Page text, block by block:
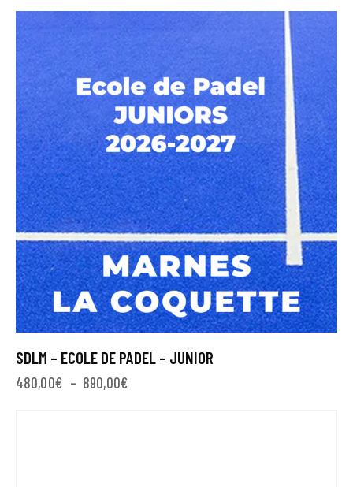
SDLM – ECOLE DE PADEL – JUNIOR
480,00€ – 890,00€